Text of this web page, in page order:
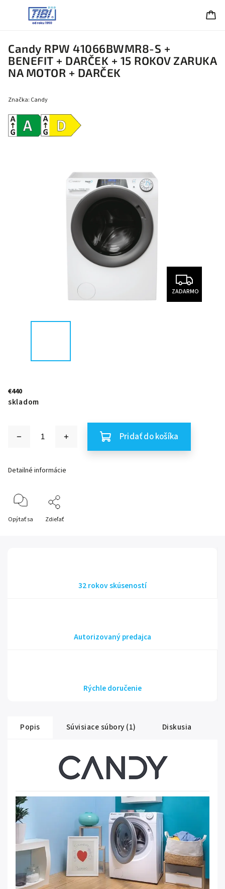
Candy RPW 41066BWMR8-S +
BENEFIT + DARČEK + 15 ROKOV ZARUKA
NA MOTOR + DARČEK
Energetická
trieda A
Energetická
trieda D
Značka: Candy
ZADARMO
€440
skladom
Pridať do košíka
Detailné informácie
Opýtať sa Zdieľať
32 rokov skúseností
Autorizovaný predajca
Rýchle doručenie
Popis Súvisiace súbory (1) Diskusia